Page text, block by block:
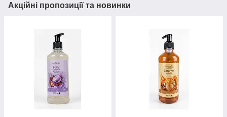
Акційні пропозиції та новинки